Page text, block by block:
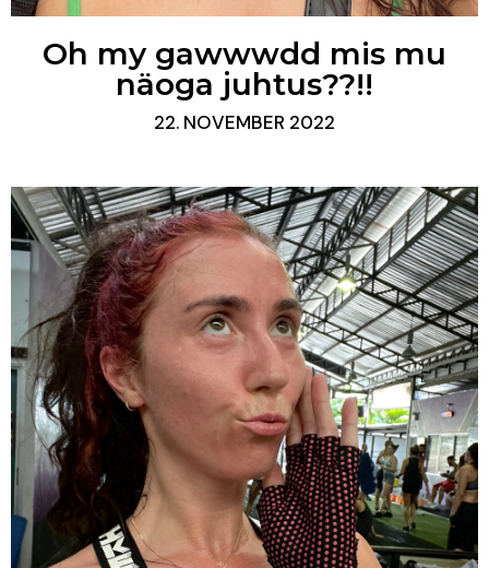
Oh my gawwwdd mis mu
näoga juhtus??!!
22. NOVEMBER 2022